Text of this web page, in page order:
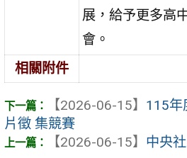
展，給予更多高
會。
相關附件
【2026-06-15】 115年
片徵 集競賽
【2026-06-15】 中央